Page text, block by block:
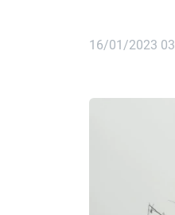
16/01/2023